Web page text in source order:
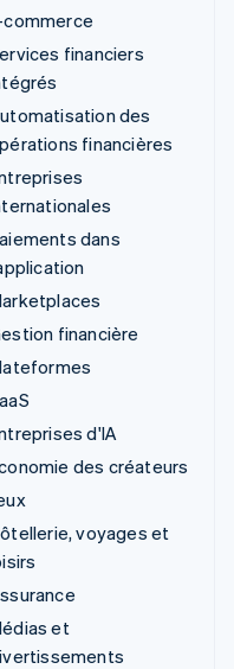
commerce
financiers
des
financières
dans
financière
d'IA
des créateurs
voyages et
et